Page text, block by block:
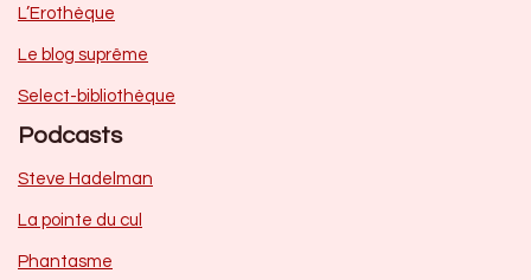
L’Erothèque
Le blog suprême
Select-bibliothèque
Podcasts
Steve Hadelman
La pointe du cul
Phantasme